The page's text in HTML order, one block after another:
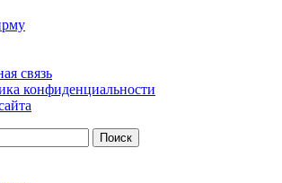
связь
конфиденциальности
Поиск